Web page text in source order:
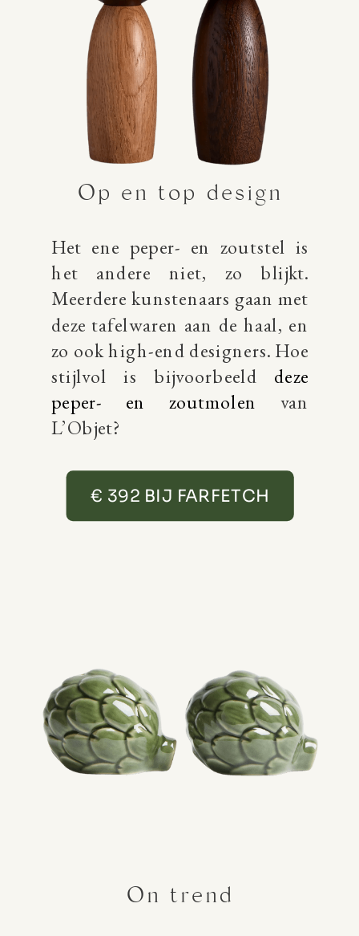
Op en top design
Het ene peper- en zoutstel is
het andere niet, zo blijkt.
Meerdere kunstenaars gaan met
deze tafelwaren aan de haal, en
zo ook high-end designers. Hoe
stijlvol is bijvoorbeeld deze
peper- en zoutmolen van
L’Objet?
€ 392 BIJ FARFETCH
On trend